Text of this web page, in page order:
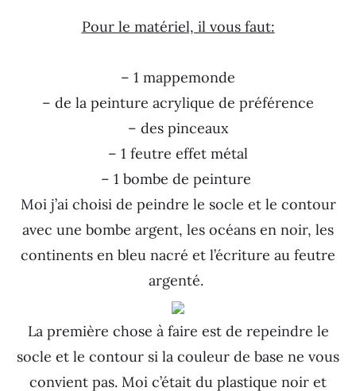
Pour le matériel, il vous faut:
– 1 mappemonde
– de la peinture acrylique de préférence
– des pinceaux
– 1 feutre effet métal
– 1 bombe de peinture
Moi j’ai choisi de peindre le socle et le contour
avec une bombe argent, les océans en noir, les
continents en bleu nacré et l’écriture au feutre
argenté.
La première chose à faire est de repeindre le
socle et le contour si la couleur de base ne vous
convient pas. Moi c’était du plastique noir et